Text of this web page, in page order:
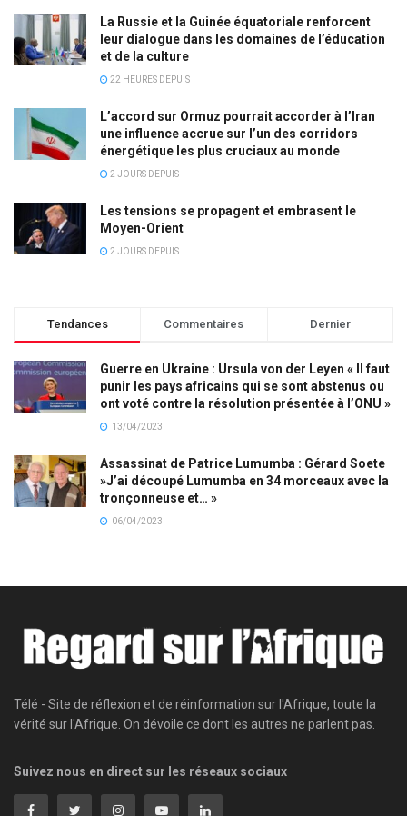
La Russie et la Guinée équatoriale renforcent
leur dialogue dans les domaines de l’éducation
et de la culture
22 HEURES DEPUIS
L’accord sur Ormuz pourrait accorder à l’Iran
une influence accrue sur l’un des corridors
énergétique les plus cruciaux au monde
2 JOURS DEPUIS
Les tensions se propagent et embrasent le
Moyen-Orient
2 JOURS DEPUIS
Tendances Commentaires Dernier
Guerre en Ukraine : Ursula von der Leyen « Il faut
punir les pays africains qui se sont abstenus ou
ont voté contre la résolution présentée à l’ONU »
13/04/2023
Assassinat de Patrice Lumumba : Gérard Soete
»J’ai découpé Lumumba en 34 morceaux avec la
tronçonneuse et… »
06/04/2023
Télé - Site de réflexion et de réinformation sur l'Afrique, toute la
vérité sur l'Afrique. On dévoile ce dont les autres ne parlent pas.
Suivez nous en direct sur les réseaux sociaux